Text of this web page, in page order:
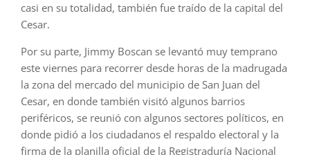
casi en su totalidad, también fue traído de la capital del
Cesar.
Por su parte, Jimmy Boscan se levantó muy temprano
este viernes para recorrer desde horas de la madrugada
la zona del mercado del municipio de San Juan del
Cesar, en donde también visitó algunos barrios
periféricos, se reunió con algunos sectores políticos, en
donde pidió a los ciudadanos el respaldo electoral y la
firma de la planilla oficial de la Registraduría Nacional